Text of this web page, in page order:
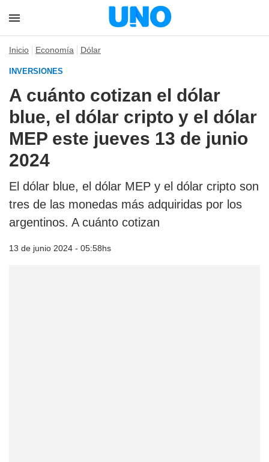
Inicio Economía Dólar
INVERSIONES
A cuánto cotizan el dólar
blue, el dólar cripto y el dólar
MEP este jueves 13 de junio
2024
El dólar blue, el dólar MEP y el dólar cripto son
tres de las monedas más adquiridas por los
argentinos. A cuánto cotizan
13 de junio 2024 - 05:58hs